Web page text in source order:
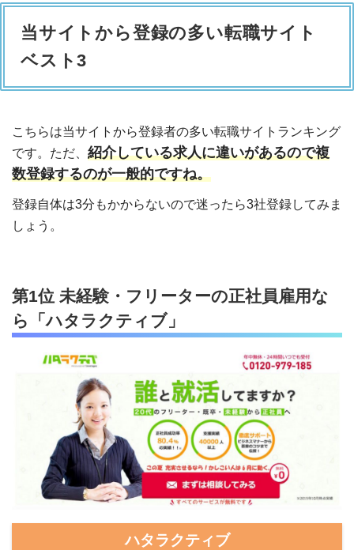
当サイトから登録の多い転職サイト
ベスト3
こちらは当サイトから登録者の多い転職サイトランキング
です。ただ、 紹介している求人に違いがあるので複
数登録するのが一般的ですね。
登録自体は3分もかからないので迷ったら3社登録してみま
しょう。
第1位 未経験・フリーターの正社員雇用な
ら「ハタラクティブ」
ハタラクティブ